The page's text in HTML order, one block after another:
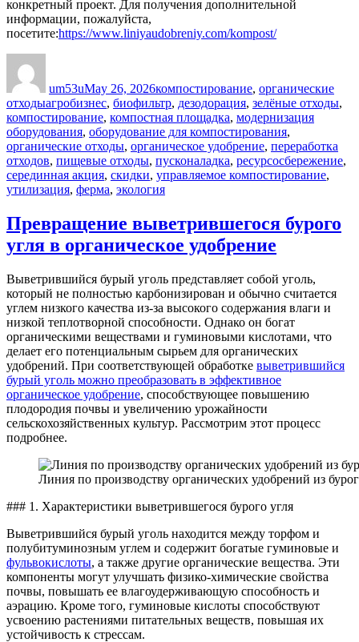
конкретный проект. Для получения дополнительной
информации, пожалуйста,
посетите:https://www.liniyaudobreniy.com/kompost/
um53uMay 26, 2026компостирование, органические
отходыTags
агробизнес, биофильтр, дезодорация, зелёные отходы,
компостирование, компостная площадка, модернизация
оборудования, оборудование для компостирования,
органические отходы, органическое удобрение, переработка
отходов, пищевые отходы, пусконаладка, ресурсосбережение,
серединная акция, скидки, управляемое компостирование,
утилизация, ферма, экология
Превращение выветрившегося бурого
угля в органическое удобрение
Выветрившийся бурый уголь представляет собой уголь,
который не полностью карбонизирован и обычно считается
углем низкого качества из-за высокого содержания влаги и
низкой теплотворной способности. Однако он богат
органическими веществами и гуминовыми кислотами, что
делает его потенциальным сырьем для органических
удобрений. При соответствующей обработке выветрившийся
бурый уголь можно преобразовать в эффективное
органическое удобрение, способствующее повышению
плодородия почвы и увеличению урожайности
сельскохозяйственных культур. Рассмотрим этот процесс
подробнее.
Линия по производству органических удобрений из
### 1. Характеристики выветрившегося бурого угля
Выветрившийся бурый уголь находится между торфом и
полубитуминозным углем и содержит богатые гуминовые и
фульвокислоты, а также другие органические вещества. Эти
компоненты могут улучшать физико-химические свойства
почвы, повышать ее влагоудерживающую способность и
аэрацию. Кроме того, гуминовые кислоты способствуют
усвоению растениями питательных веществ, повышая их
устойчивость к стрессам.